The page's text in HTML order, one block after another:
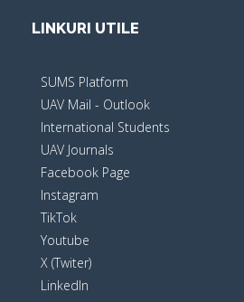
LINKURI UTILE
SUMS Platform
UAV Mail - Outlook
International Students
UAV Journals
Facebook Page
Instagram
TikTok
Youtube
X (Twiter)
LinkedIn